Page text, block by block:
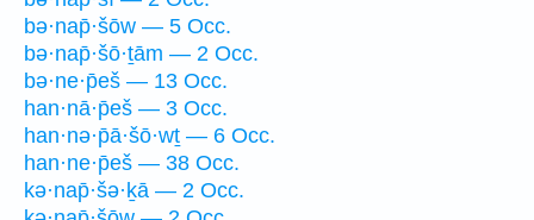
bə·nap̄·šōw — 5 Occ.
bə·nap̄·šō·ṯām — 2 Occ.
bə·ne·p̄eš — 13 Occ.
han·nā·p̄eš — 3 Occ.
han·nə·p̄ā·šō·wṯ — 6 Occ.
han·ne·p̄eš — 38 Occ.
kə·nap̄·šə·ḵā — 2 Occ.